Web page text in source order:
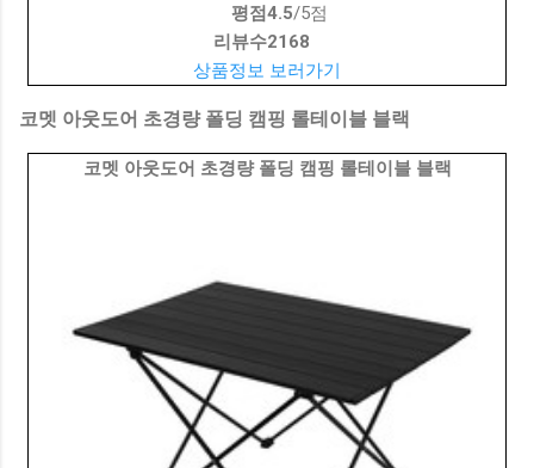
평점4.5/5점
리뷰수2168
상품정보 보러가기
코멧 아웃도어 초경량 폴딩 캠핑 롤테이블 블랙
코멧 아웃도어 초경량 폴딩 캠핑 롤테이블 블랙